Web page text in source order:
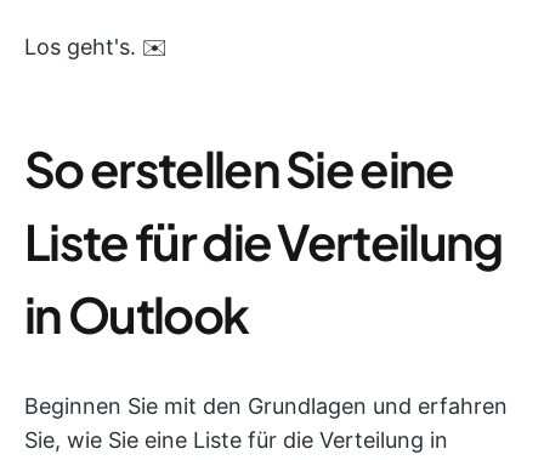
Los geht's. ✉️
So erstellen Sie eine
Liste für die Verteilung
in Outlook
Beginnen Sie mit den Grundlagen und erfahren
Sie, wie Sie eine Liste für die Verteilung in